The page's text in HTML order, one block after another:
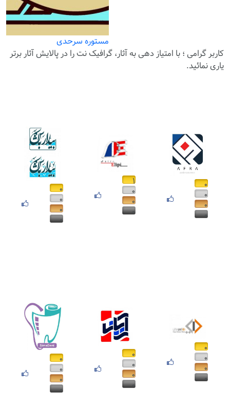
مستوره سرحدی
کاربر گرامی ؛ با امتیاز دهیبه آثار، گرافیک نت را در پالایش آثار برتر
یاری نمائید.
۰
۰
۰
۰
۱
۰
۰
۰
۰
۰
۰
۰
۰
۰
۰
۰
۰
۰
۰
۰
۰
۰
۰
۰